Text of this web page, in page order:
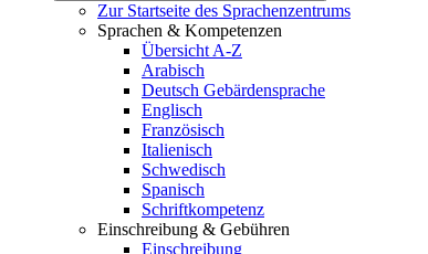
Zur Startseite des Sprachenzentrums
Sprachen & Kompetenzen
Übersicht A-Z
Arabisch
Deutsch Gebärdensprache
Englisch
Französisch
Italienisch
Schwedisch
Spanisch
Schriftkompetenz
Einschreibung & Gebühren
Einschreibung